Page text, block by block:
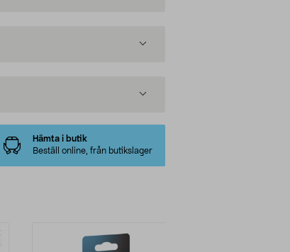
Hämta i butik
Beställ online, från butikslager